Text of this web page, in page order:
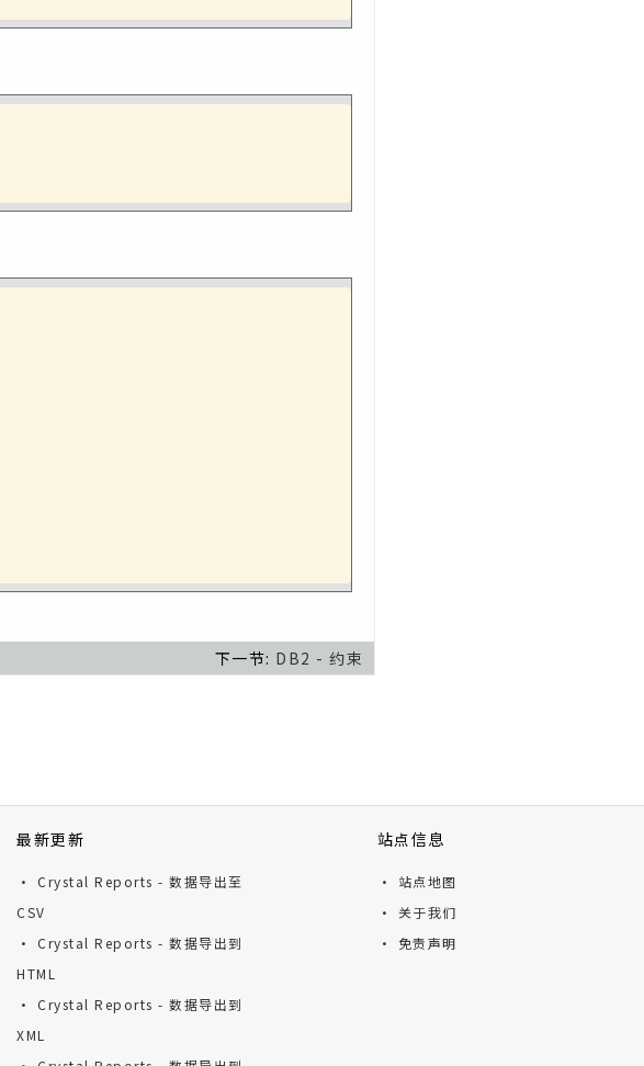
下一节: DB2 - 约束
最新更新
· Crystal Reports - 数据导出至
CSV
· Crystal Reports - 数据导出到
HTML
· Crystal Reports - 数据导出到
XML
站点信息
· 站点地图
· 关于我们
· 免责声明